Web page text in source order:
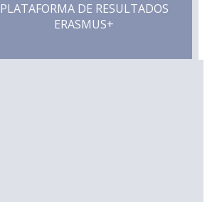
PLATAFORMA DE RESULTADOS
ERASMUS+